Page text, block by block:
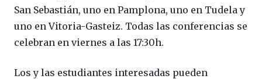
San Sebastián, uno en Pamplona, uno en Tudela y
uno en Vitoria-Gasteiz. Todas las conferencias se
celebran en viernes a las 17:30h.
Los y las estudiantes interesadas pueden